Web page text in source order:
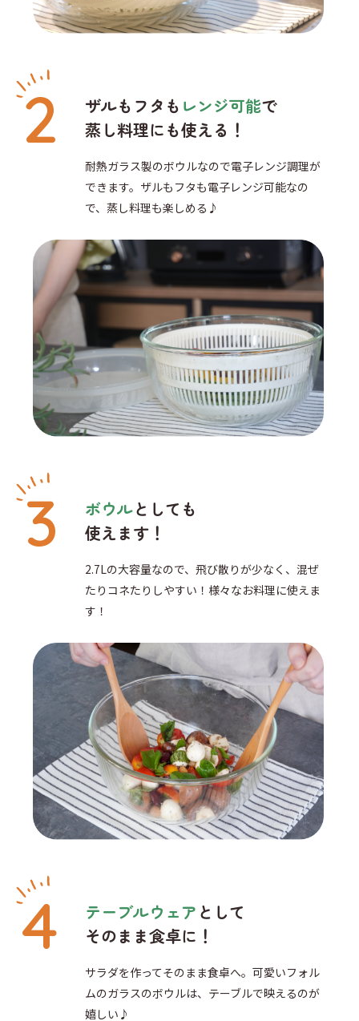
ザルもフタも レンジ可能で
蒸し料理にも使える！
耐熱ガラス製のボウルなので電子レンジ調理が
できます。 ザルもフタも電子レンジ可能なの
で、蒸し料理も楽しめる♪
ボウルとしても
使えます！
2.7Lの大容量なので、飛び散りが少なく、混ぜ
たりコネたりしやすい！様々なお料理に使えま
す！
テーブルウェア として
そのまま食卓に！
サラダを作ってそのまま食卓へ。可愛いフォル
ムのガラスのボウルは、テーブルで映えるのが
嬉しい♪